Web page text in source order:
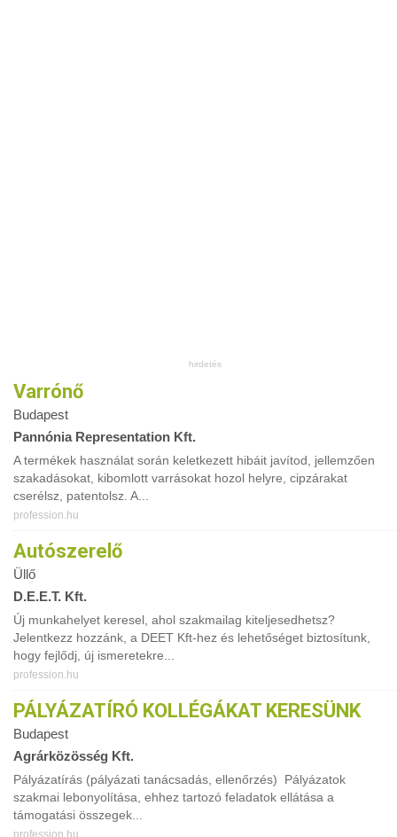
Varrónő
Budapest
Pannónia Representation Kft.
A termékek használat során keletkezett hibáit javítod, jellemzően
szakadásokat, kibomlott varrásokat hozol helyre, cipzárakat
cserélsz, patentolsz. A...
profession.hu
Autószerelő
Üllő
D.E.E.T. Kft.
Új munkahelyet keresel, ahol szakmailag kiteljesedhetsz?
Jelentkezz hozzánk, a DEET Kft-hez és lehetőséget biztosítunk,
hogy fejlődj, új ismeretekre...
profession.hu
PÁLYÁZATÍRÓ KOLLÉGÁKAT KERESÜNK
Budapest
Agrárközösség Kft.
Pályázatírás (pályázati tanácsadás, ellenőrzés) Pályázatok
szakmai lebonyolítása, ehhez tartozó feladatok ellátása a
támogatási összegek...
profession.hu